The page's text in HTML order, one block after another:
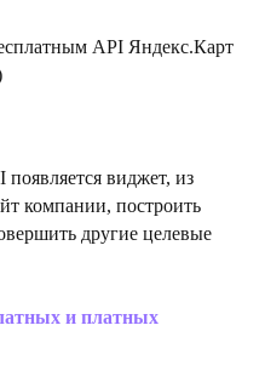
API Яндекс.Карт
виджет, из
компании, построить
другие целевые
и платных